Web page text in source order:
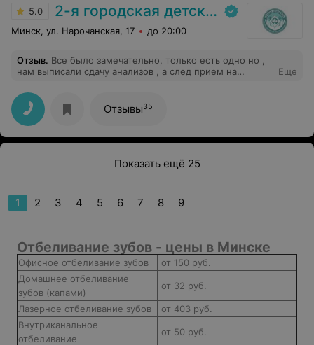
5.0 2-я городская детская клиническая больница
Минск, ул. Нарочанская, 17 до 20:00
Отзыв. Все было замечательно, только есть одно но ,
нам выписали сдачу анализов , а след прием на
Еще
Отзывы35
Показать ещё 25
1 2 3 4 5 6 7 8 9
Отбеливание зубов - цены в Минске
Офисное отбеливание зубов
от 150 руб.
Домашнее отбеливание
зубов (капами)
от 32 руб.
Лазерное отбеливание зубов
от 403 руб.
Внутриканальное
отбеливание
от 50 руб.